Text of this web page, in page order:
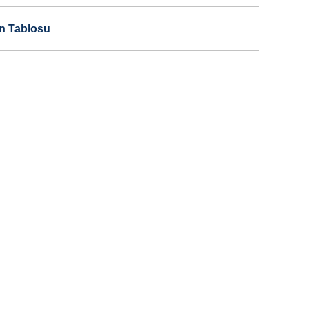
Tablosu